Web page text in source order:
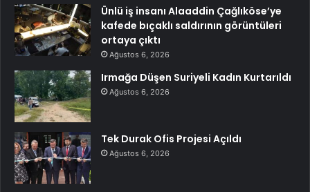
Ünlü iş insanı Alaaddin Çağlıköse’ye
kafede bıçaklı saldırının görüntüleri
ortaya çıktı
Ağustos 6, 2026
Irmağa Düşen Suriyeli Kadın Kurtarıldı
Ağustos 6, 2026
Tek Durak Ofis Projesi Açıldı
Ağustos 6, 2026